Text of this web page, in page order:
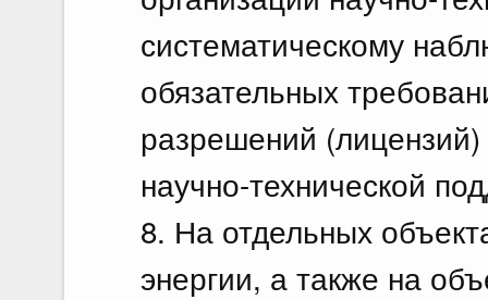
систематическому
обязательных
разрешений
научно-технической
8. На отдельных
энергии, а также на